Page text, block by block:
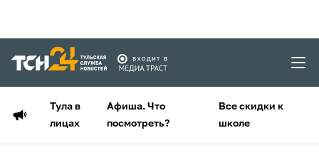
Тула в
лицах
Афиша. Что
посмотреть?
Все скидки к
школе